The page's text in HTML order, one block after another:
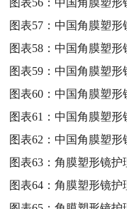
图表57：中国角膜塑形
图表58：中国角膜塑形
图表59：中国角膜塑形
图表60：中国角膜塑形
图表61：中国角膜塑形
图表62：中国角膜塑形
图表63：角膜塑形镜护
图表64：角膜塑形镜护